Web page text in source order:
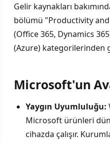
Gelir kaynakları
bölümü "Productivity
(Office 365, Dynamics
(Azure) kategorilerinden
Microsoft'un
Yaygın Uyumluluğu:
Microsoft ürünleri
cihazda çalışır.